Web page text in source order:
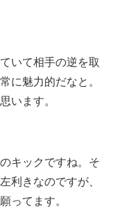
いて相手の逆を取
に魅力的だなと。
います。
キックですね。そ
利きなのですが、
ってます。